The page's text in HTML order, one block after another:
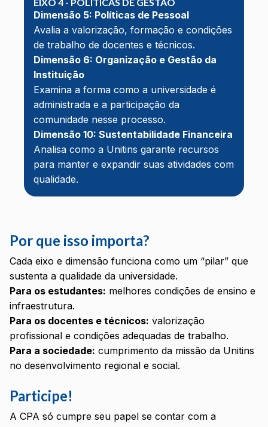
Dimensão 5: Políticas de Pessoal
Avalia a valorização, formação e condições
de trabalho de docentes e técnicos.
Dimensão 6: Organização e Gestão da
Instituição
Examina a forma como a universidade é
administrada e a participação da
comunidade nesse processo.
Dimensão 10: Sustentabilidade Financeira
Analisa como a Unitins garante recursos
para manter e expandir suas atividades com
qualidade.
Por que isso importa?
Cada eixo e dimensão funciona como um “pilar” que
sustenta a qualidade da universidade.
Para os estudantes: melhores condições de ensino e
infraestrutura.
Para os docentes e técnicos: valorização
profissional e condições adequadas de trabalho.
Para a sociedade: cumprimento da missão da Unitins
no desenvolvimento regional e social.
Participe!
A CPA só cumpre seu papel se contar com a